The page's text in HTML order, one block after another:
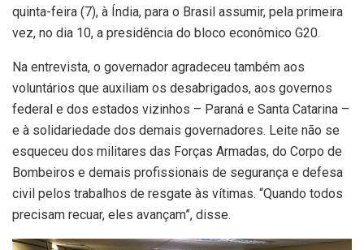
quinta-feira (7), à Índia, para o Brasil assumir, pela primeira
vez, no dia 10, a presidência do bloco econômico G20.
Na entrevista, o governador agradeceu também aos
voluntários que auxiliam os desabrigados, aos governos
federal e dos estados vizinhos – Paraná e Santa Catarina –
e à solidariedade dos demais governadores. Leite não se
esqueceu dos militares das Forças Armadas, do Corpo de
Bombeiros e demais profissionais de segurança e defesa
civil pelos trabalhos de resgate às vítimas. “Quando todos
precisam recuar, eles avançam”, disse.